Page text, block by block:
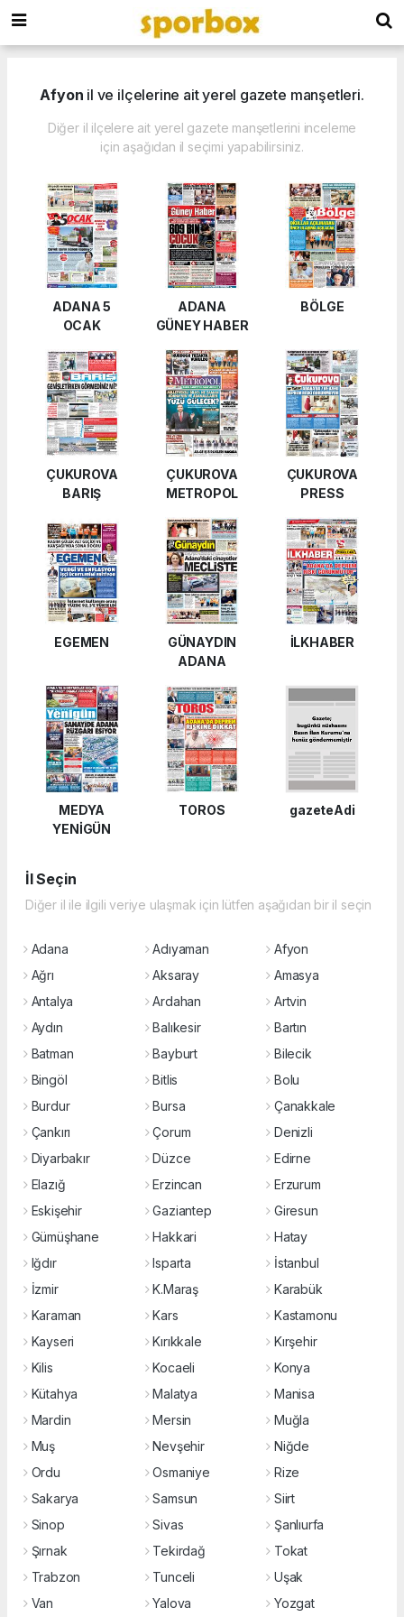
Afyon il ve ilçelerine ait yerel gazete manşetleri.
Diğer il ilçelere ait yerel gazete manşetlerini inceleme
için aşağıdan il seçimi yapabilirsiniz.
ADANA 5
OCAK
ADANA
GÜNEY HABER
BÖLGE
ÇUKUROVA
BARIŞ
ÇUKUROVA
METROPOL
ÇUKUROVA
PRESS
EGEMEN
GÜNAYDIN
ADANA
İLKHABER
MEDYA
YENİGÜN
TOROS gazeteAdi
İl Seçin
Diğer il ile ilgili veriye ulaşmak için lütfen aşağıdan bir il seçin
Adana Adıyaman
Afyon
Ağrı
Aksaray
Amasya
Antalya
Ardahan
Artvin
Aydın
Balıkesir
Bartın
Batman
Bayburt
Bilecik
Bingöl
Bitlis
Bolu
Burdur
Bursa
Çanakkale
Çankırı
Çorum
Denizli
Diyarbakır
Düzce
Edirne
Elazığ
Erzincan
Erzurum
Eskişehir
Gaziantep
Giresun
Gümüşhane
Hakkari
Hatay
Iğdır
Isparta
İstanbul
İzmir
K.Maraş
Karabük
Karaman
Kars
Kastamonu
Kayseri
Kırıkkale
Kırşehir
Kilis
Kocaeli
Konya
Kütahya
Malatya
Manisa
Mardin
Mersin
Muğla
Muş
Nevşehir
Niğde
Ordu
Osmaniye
Rize
Sakarya
Samsun
Siirt
Sinop
Sivas
Şanlıurfa
Şırnak
Tekirdağ
Tokat
Trabzon
Tunceli
Uşak
Van
Yalova Yozgat